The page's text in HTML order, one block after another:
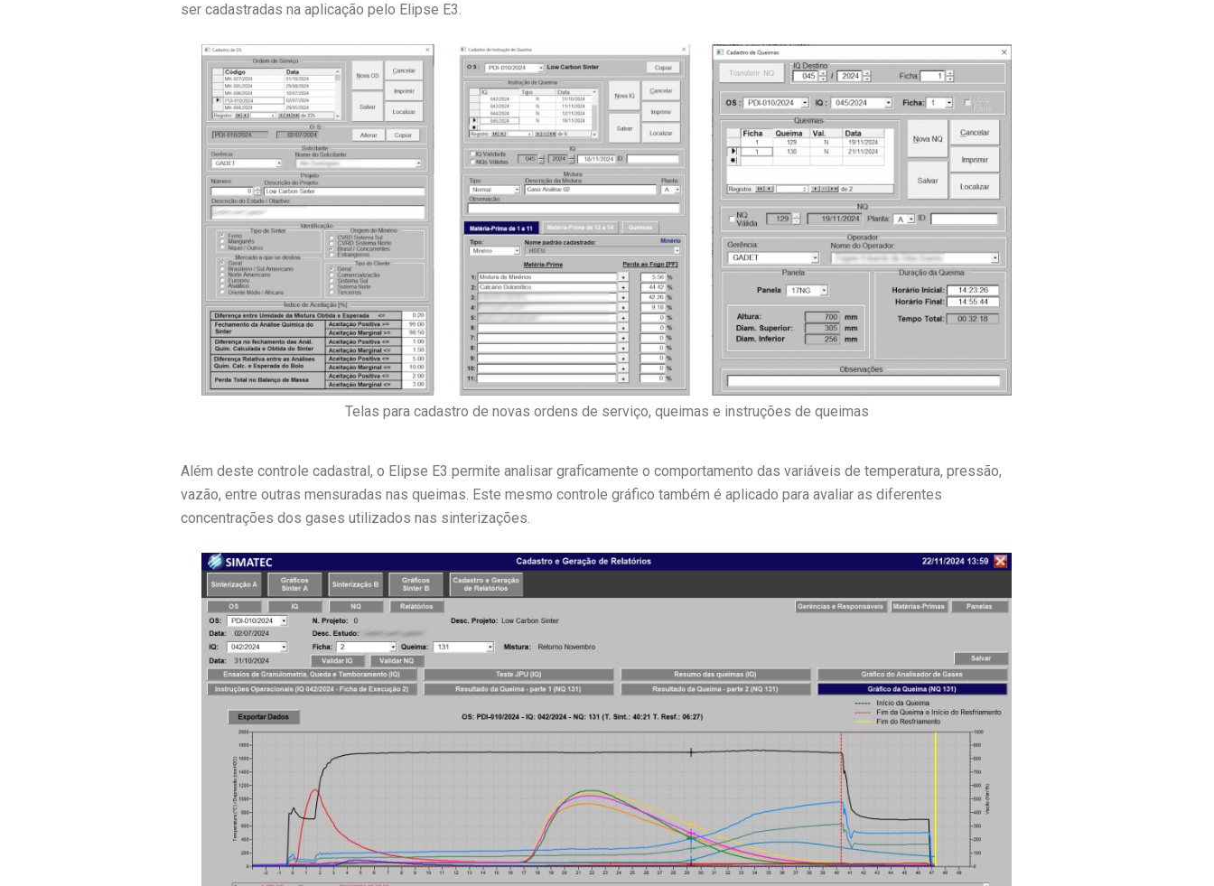
ser cadastradas na aplicação pelo Elipse E3.
Telas para cadastro de novas ordens de serviço, queimas e instruções de queimas
Além deste controle cadastral, o Elipse E3 permite analisar graficamente o comportamento das variáveis de temperatura, pressão,
vazão, entre outras mensuradas nas queimas. Este mesmo controle gráfico também é aplicado para avaliar as diferentes
concentrações dos gases utilizados nas sinterizações.